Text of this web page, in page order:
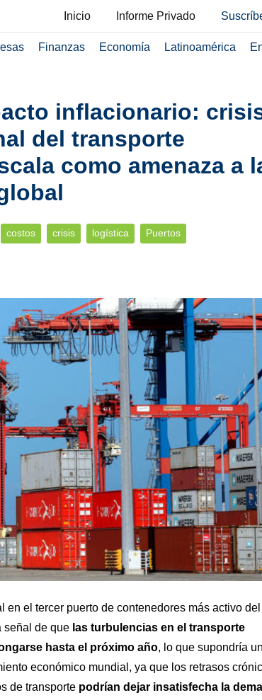
Inicio Informe Privado
Finanzas Economía Latinoamérica
inflacionario:
del transporte
como amenaza a
costos crisis logística Puertos
en el tercer puerto de contenedores más activo del
señal de que las turbulencias en el transporte
hasta el próximo año, lo que supondría
económico mundial, ya que los retrasos
de transporte podrían dejar insatisfecha la